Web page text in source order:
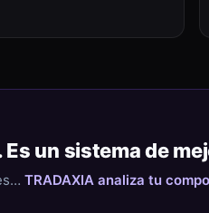
Es un sistema de
TRADAXIA analiza tu